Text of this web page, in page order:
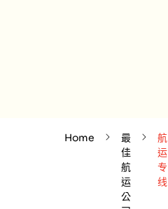
Home
最
佳
航
运
公
航
运
专
线